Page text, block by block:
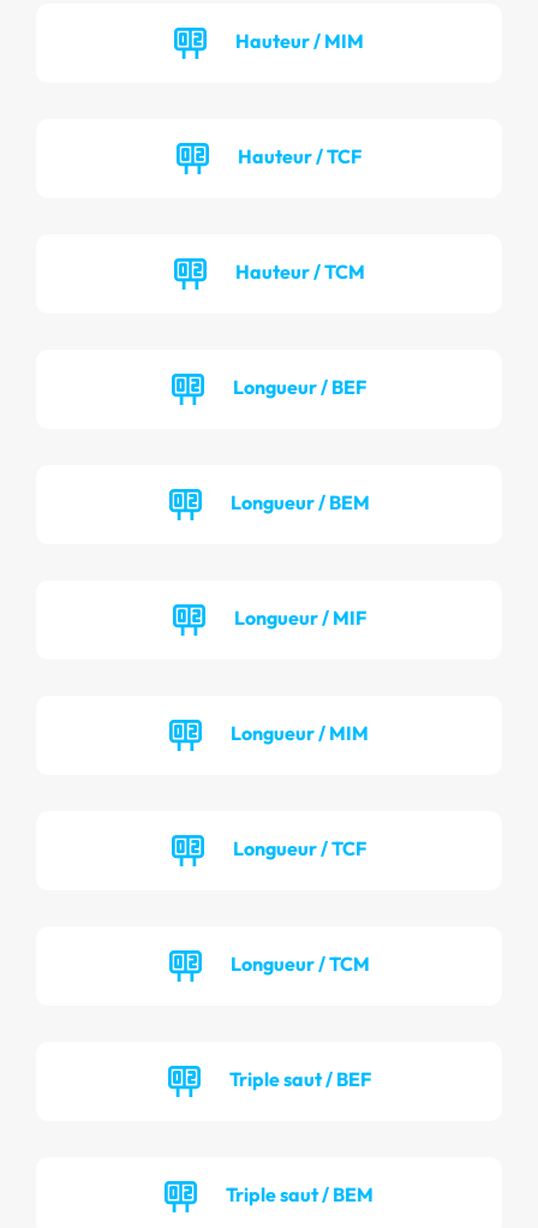
Hauteur / MIM
Hauteur / TCF
Hauteur / TCM
Longueur / BEF
Longueur / BEM
Longueur / MIF
Longueur / MIM
Longueur / TCF
Longueur / TCM
Triple saut / BEF
Triple saut / BEM